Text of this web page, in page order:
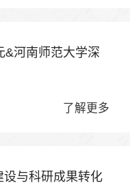
&河南师范大学深
了解更多
与科研成果转化